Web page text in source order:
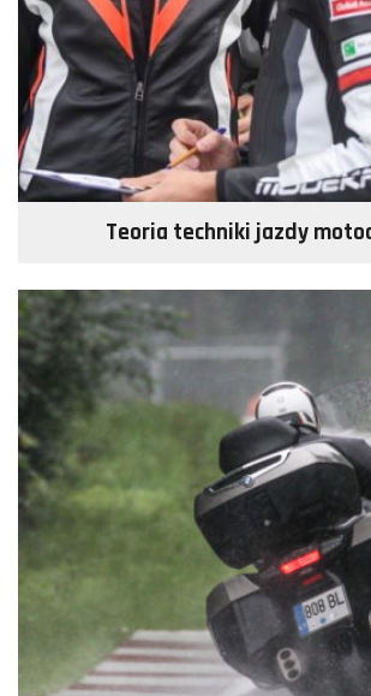
Teoria techniki jazdy